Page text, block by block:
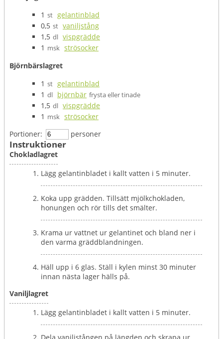
1 st gelantinblad
0,5 st vaniljstång
1,5 dl vispgrädde
1 msk strösocker
Björnbärslagret
1 st gelantinblad
1 dl björnbär frysta eller tinade
1,5 dl vispgrädde
1 msk strösocker
Portioner:
personer
Instruktioner
Chokladlagret
Lägg gelantinbladet i kallt vatten i 5 minuter.
Koka upp grädden. Tillsätt mjölkchokladen,
honungen och rör tills det smälter.
Krama ur vattnet ur gelantinet och bland ner i
den varma gräddblandningen.
Häll upp i 6 glas. Ställ i kylen minst 30 minuter
innan nästa lager hälls på.
Vaniljlagret
Lägg gelantinbladet i kallt vatten i 5 minuter.
Dela vaniljstången på längden och skrapa ur